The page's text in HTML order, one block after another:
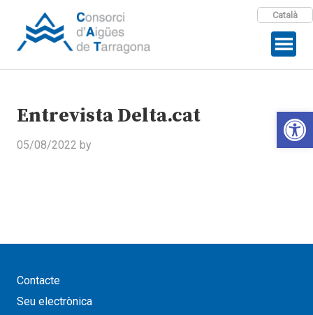
Català
Entrevista Delta.cat
05/08/2022 by
Contacte
Seu electrònica